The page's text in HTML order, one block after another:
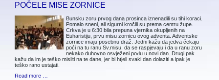
POČELE MISE ZORNICE
Bunsku zoru prvog dana prosinca iznenadili su tihi koraci.
Pomalo sneni, ali sigurni kročili su prema centru župe.
Crkva je u 6:30 bila prepuna vjernika okupljenih na
Euharistiju, prvu misu zornicu ovog adventa. Adventske
zornice imaju posebnu draž. Jedni kažu da jedva čekaju
poći na tu ranu Sv.misu, da se raspjevaju i da u ranu zoru
nekako duhovno osvježeni pođu u novi dan. Drugi pak
kažu da im je teško misliti na te dane, jer bi htjeli svaki dan dolaziti a ipak je
teško rano ustajati.
Read more …